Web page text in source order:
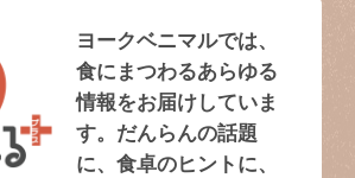
ヨークベニマルでは、
食にまつわるあらゆる
情報をお届けしていま
す。だんらんの話題
に、食卓のヒントに、